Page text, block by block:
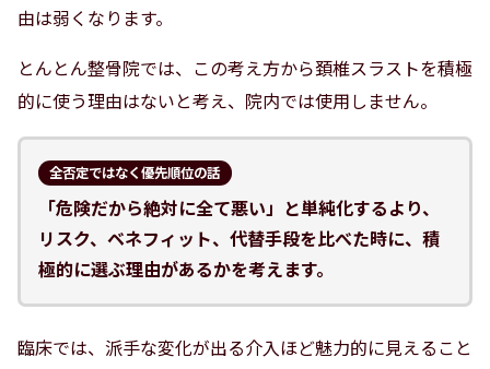
由は弱くなります。
とんとん整骨院では、この考え方から頚椎スラストを積極
的に使う理由はないと考え、院内では使用しません。
全否定ではなく優先順位の話
「危険だから絶対に全て悪い」と単純化するより、
リスク、ベネフィット、代替手段を比べた時に、積
極的に選ぶ理由があるかを考えます。
臨床では、派手な変化が出る介入ほど魅力的に見えること